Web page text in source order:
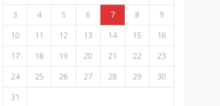
3
4 5 6 7 8
9
10
11 12 13 14 15
16
17
18 19 20 21 22
23
24
25 26 27 28 29
30
31